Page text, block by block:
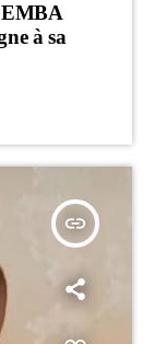
à sa
insert_link